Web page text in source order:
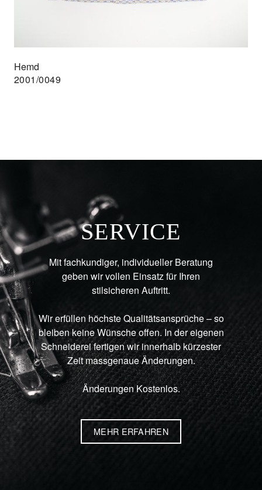
Hemd
2001/0049
SERVICE
Mit fachkundiger, individueller Beratung
geben wir vollen Einsatz für Ihren
stilsicheren Auftritt.
Wir erfüllen höchste Qualitätsansprüche – so
bleiben keine Wünsche offen. In der eigenen
Schneiderei fertigen wir innerhalb kürzester
Zeit massgenaue Änderungen.
Änderungen Kostenlos.
MEHR ERFAHREN